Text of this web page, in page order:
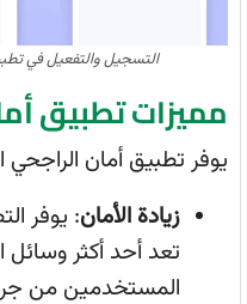
التسجيل والتفعيل في
مميزات تطبيق
يوفر تطبيق أمان الراجحي
زيادة الأمان: يوفر
تعد أحد أكثر وسائل
المستخدمين من